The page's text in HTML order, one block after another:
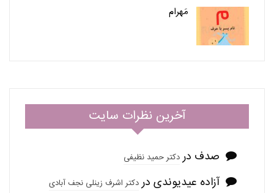
مَهرام
آخرین نظرات سایت
صدف دردکتر حمید نظیفی
آزاده عیدیوندی دردکتر اشرف زینلی نجف آبادی